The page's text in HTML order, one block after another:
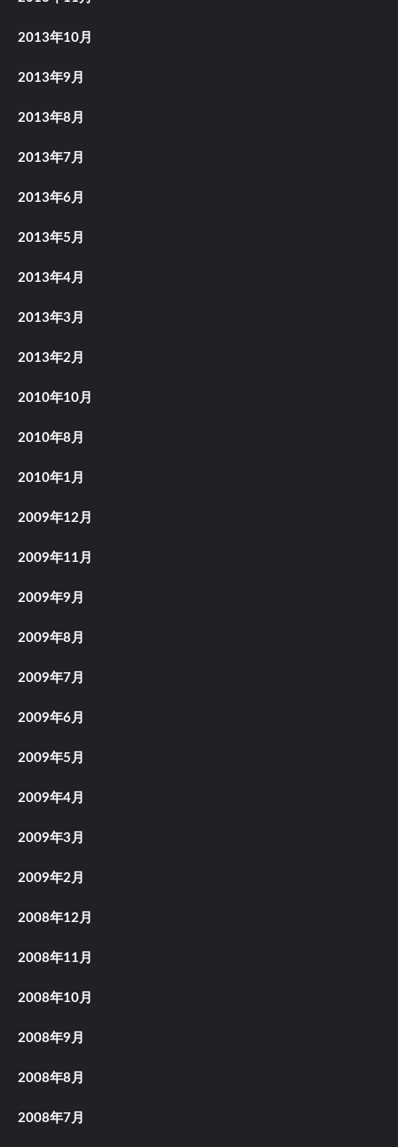
2013年10月
2013年9月
2013年8月
2013年7月
2013年6月
2013年5月
2013年4月
2013年3月
2013年2月
2010年10月
2010年8月
2010年1月
2009年12月
2009年11月
2009年9月
2009年8月
2009年7月
2009年6月
2009年5月
2009年4月
2009年3月
2009年2月
2008年12月
2008年11月
2008年10月
2008年9月
2008年8月
2008年7月